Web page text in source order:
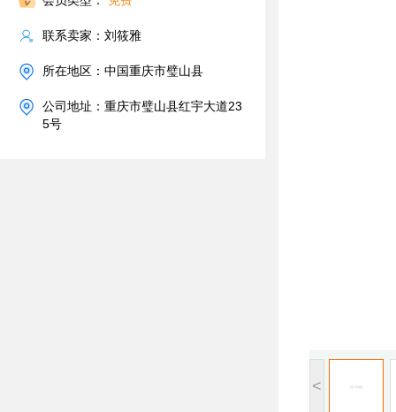
联系卖家：刘筱雅
所在地区：中国重庆市璧山县
公司地址：重庆市璧山县红宇大道23
5号
<